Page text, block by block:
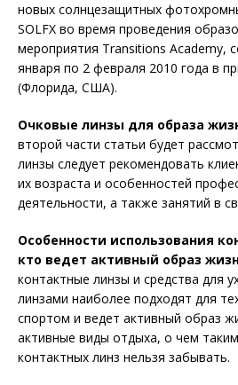
новых солнцезащитных
SOLFX во время проведения
мероприятия Transitions Academy,
января по 2 февраля 2010 года в
(Флорида, США).
Очковые линзы для образа
второй части статьи будет
линзы следует рекомендовать
их возраста и особенностей
деятельности, а также занятий в
Особенности использования
кто ведет активный образ
контактные линзы и средства для
линзами наиболее подходят для
спортом и ведет активный образ
активные виды отдыха, о чем
контактных линз нельзя забывать.